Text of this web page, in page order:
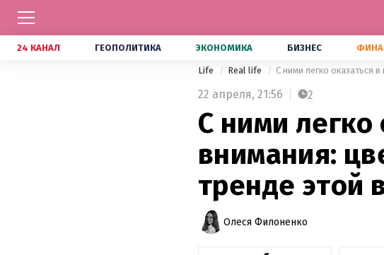
24 КАНАЛ ГЕОПОЛИТИКА ЭКОНОМИКА БИЗНЕС
Life Real life С ними легко оказаться
22 апреля, 21:56 2
С ними легко
внимания:
тренде этой
Олеся Филоненко